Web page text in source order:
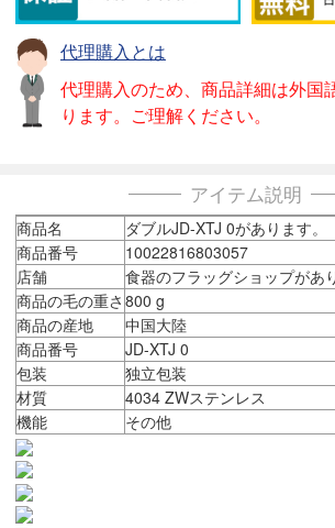
代理購入とは
代理購入のため、商品詳細は外国
ります。ご理解ください。
アイテム説明
商品名
ダブルJD-XTJ 0があります。
商品番号
10022816803057
店舗
食器のフラッグショップがあ
商品の毛の重さ 800 g
商品の産地
中国大陸
商品番号
JD-XTJ 0
包装
独立包装
材質
4034 ZWステンレス
機能
その他